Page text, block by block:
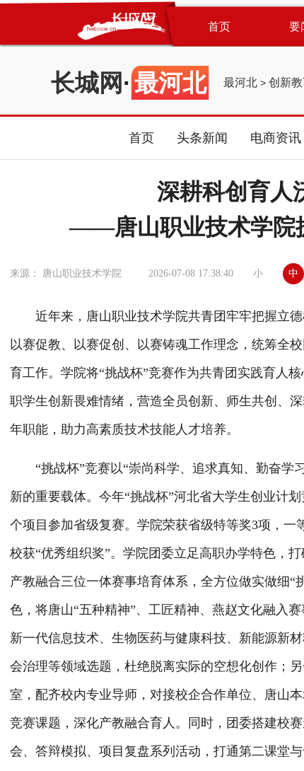
首页 要
长城网 ·最河北 最河北 > 创新
首页 头条新闻 电商资讯
深耕科创育人
——唐山职业技术学院
来源： 唐山职业技术学院 2026-07-08 17:38:40 小 中
近年来，唐山职业技术学院共青团牢牢把握立
以赛促教、以赛促创、以赛铸魂工作理念，统筹全
育工作。学院将“挑战杯”竞赛作为共青团实践育人
职学生创新畏难情绪，营造全员创新、师生共创、
年职能，助力高素质技术技能人才培养。
“挑战杯”竞赛以“崇尚科学、追求真知、勤奋学
新的重要载体。今年“挑战杯”河北省大学生创业计
个项目参加省级复赛。学 院荣获省级特等奖3项，一
校获“优秀组织奖”。学院团委立足高职办学特色，
产教融合三位一体赛事培育体系，全方位做实做细 “
色，将唐山“五种精神”、工匠精神、燕赵文化融入
新一代信息技术、生物医药与健康科技、新能源新
会治理等领域选题，杜绝脱离实际的空想化创作；
室，配齐校内专业导师，对接校企合作单位、唐山
竞赛课题，深化产教融合育人。同时，团委搭建校
会、答辩模拟、项目复盘系列活动，打通第二课堂